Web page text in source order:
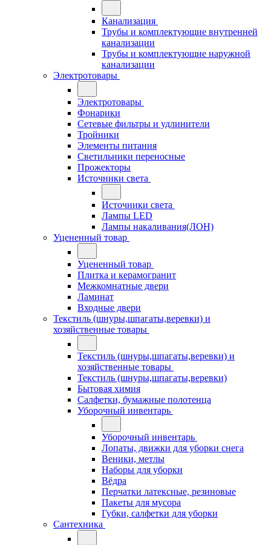
Канализация
Трубы и комплектующие внутренней
канализации
Трубы и комплектующие наружной
канализации
Электротовары
Электротовары
Фонарики
Сетевые фильтры и удлинители
Тройники
Элементы питания
Светильники переносные
Прожекторы
Источники света
Источники света
Лампы LED
Лампы накаливания(ЛОН)
Уцененный товар
Уцененный товар
Плитка и керамогранит
Межкомнатные двери
Ламинат
Входные двери
Текстиль (шнуры,шпагаты,веревки) и
хозяйственные товары
Текстиль (шнуры,шпагаты,веревки) и
хозяйственные товары
Текстиль (шнуры,шпагаты,веревки)
Бытовая химия
Салфетки, бумажные полотенца
Уборочный инвентарь
Уборочный инвентарь
Лопаты, движки для уборки снега
Веники, метлы
Наборы для уборки
Вёдра
Перчатки латексные, резиновые
Пакеты для мусора
Губки, салфетки для уборки
Сантехника